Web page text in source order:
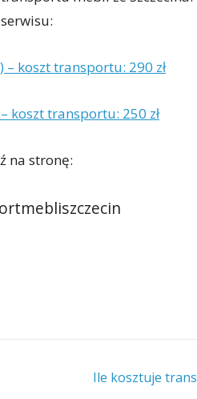
– koszt transportu: 290 zł
koszt transportu: 250 zł
na stronę:
Ile kosztuje